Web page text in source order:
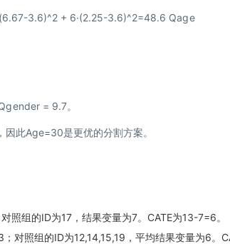
3.6)^2 + 6·(2.25-3.6)^2=48.6 Qage
gender = 9.7。
，因此Age=30是更优的分割方案。
照组的ID为17，结果变量为7。CATE为13-7=6。
对照组的ID为12,14,15,19，平均结果变量为6。